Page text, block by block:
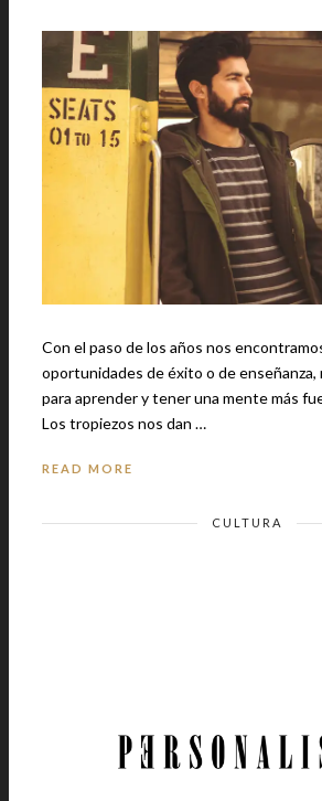
Con el paso de los años nos
oportunidades de éxito o de enseñanza,
para aprender y tener una mente más
Los tropiezos nos dan …
READ MORE
CULTURA